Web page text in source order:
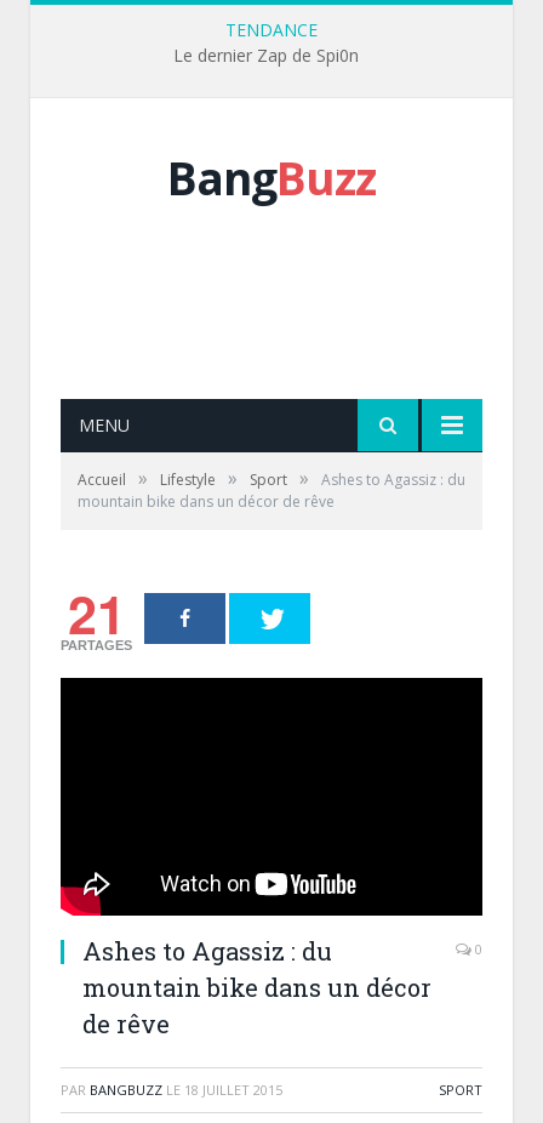
TENDANCE
Le dernier Zap de Spi0n
BangBuzz
MENU
Accueil » Lifestyle » Sport »
Ashes to Agassiz : du
mountain bike dans un décor de rêve
21
PARTAGES
Ashes to Agassiz : du
mountain bike dans un décor
de rêve
0
PAR BANGBUZZ LE 18 JUILLET 2015 SPORT